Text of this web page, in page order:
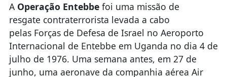
A Operação Entebbefoi uma missão de
resgate contraterrorista levada a cabo
pelas Forças de Defesa de Israel no Aeroporto
Internacional de Entebbe em Uganda no dia 4 de
julho de 1976. Uma semana antes, em 27 de
junho, uma aeronave da companhia aérea Air